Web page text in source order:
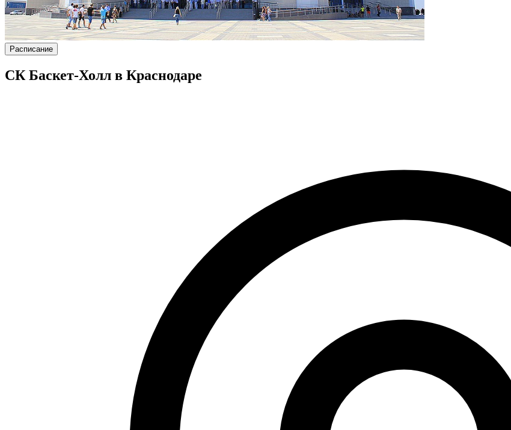
Расписание
СК Баскет-Холл в Краснодаре